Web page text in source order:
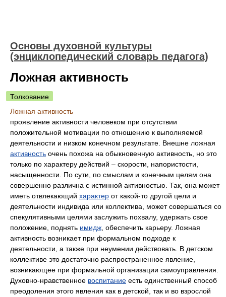
Основы духовной культуры
(энциклопедический словарь педагога)
Ложная активность
Толкование
Ложная активность
проявление активности человеком при отсутствии
положительной мотивации по отношению к выполняемой
деятельности и низком конечном результате. Внешне ложная
активность очень похожа на обыкновенную активность, но это
только по характеру действий – скорости, напористости,
насыщенности. По сути, по смыслам и конечным целям она
совершенно различна с истинной активностью. Так, она может
иметь отвлекающий характер от какой-то другой цели и
деятельности индивида или коллектива, может совершаться со
спекулятивными целями заслужить похвалу, удержать свое
положение, поднять имидж , обеспечить карьеру. Ложная
активность возникает при формальном подходе к
деятельности, а также при неумении действовать. В детском
коллективе это достаточно распространенное явление,
возникающее при формальной организации самоуправления.
Духовно-нравственное воспитание есть единственный способ
преодоления этого явления как в детской, так и во взрослой